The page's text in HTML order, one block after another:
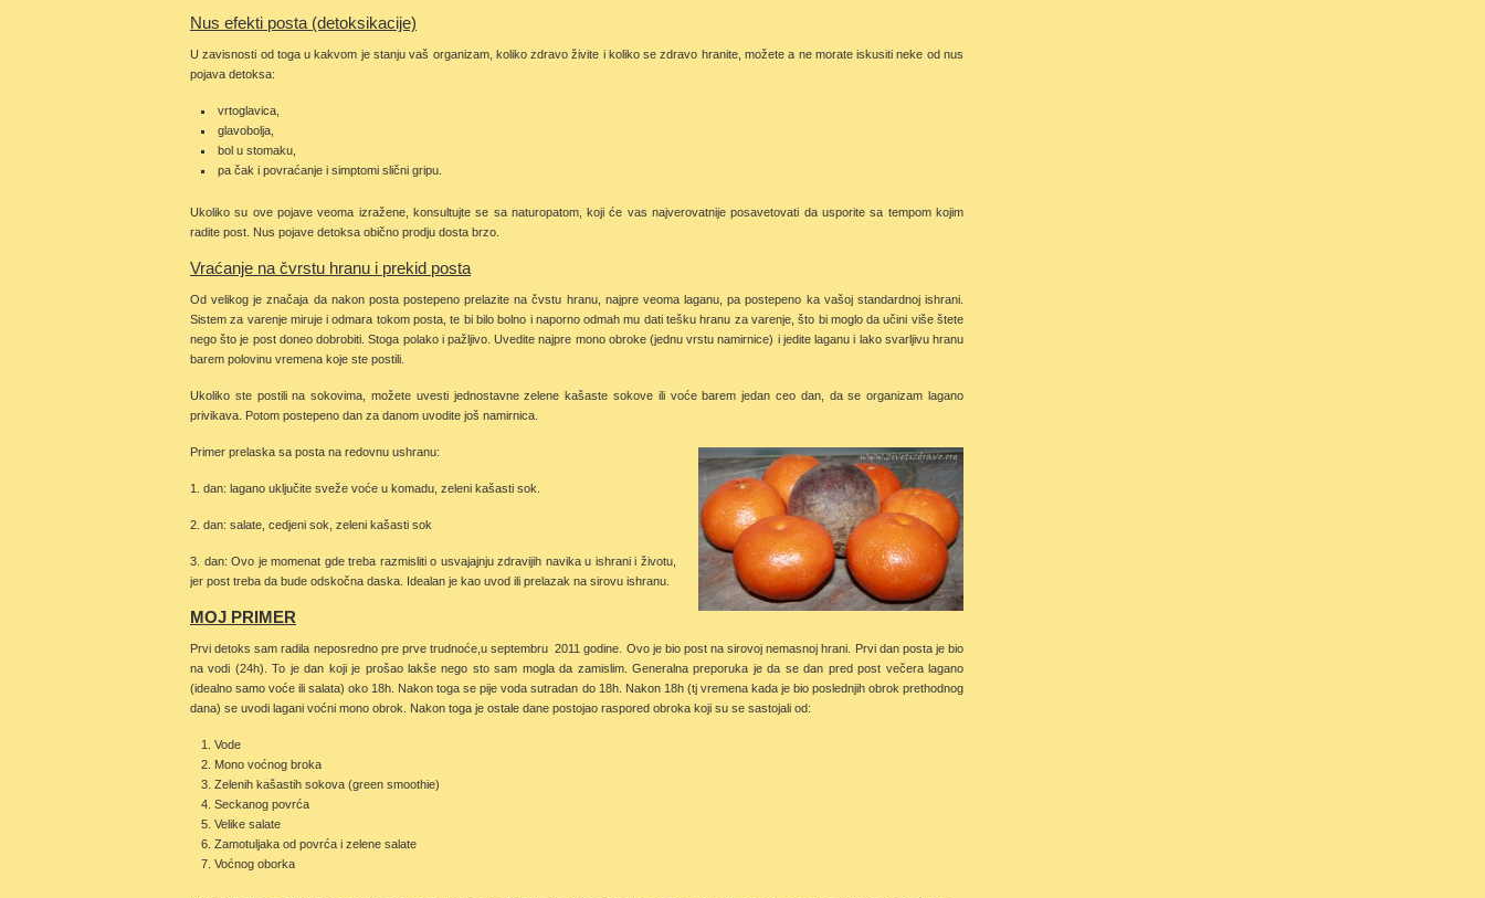
Nus efekti posta (detoksikacije)
U zavisnosti od toga u kakvom je stanju vaš organizam, koliko zdravo živite i koliko se zdravo hranite, možete a ne morate iskusiti neke od nus
pojava detoksa:
vrtoglavica,
glavobolja,
bol u stomaku,
pa čak i povraćanje i simptomi slični gripu.
Ukoliko su ove pojave veoma izražene, konsultujte se sa naturopatom, koji će vas najverovatnije posavetovati da usporite sa tempom kojim
radite post. Nus pojave detoksa obično prodju dosta brzo.
Vraćanje na čvrstu hranu i prekid posta
Od velikog je značaja da nakon posta postepeno prelazite na čvstu hranu, najpre veoma laganu, pa postepeno ka vašoj standardnoj ishrani.
Sistem za varenje miruje i odmara tokom posta, te bi bilo bolno i naporno odmah mu dati tešku hranu za varenje, što bi moglo da učini više štete
nego što je post doneo dobrobiti. Stoga polako i pažljivo. Uvedite najpre mono obroke (jednu vrstu namirnice) i jedite laganu i lako svarljivu hranu
barem polovinu vremena koje ste postili.
Ukoliko ste postili na sokovima, možete uvesti jednostavne zelene kašaste sokove ili voće barem jedan ceo dan, da se organizam lagano
privikava. Potom postepeno dan za danom uvodite još namirnica.
Primer prelaska sa posta na redovnu ushranu:
1. dan: lagano uključite sveže voće u komadu, zeleni kašasti sok.
2. dan: salate, cedjeni sok, zeleni kašasti sok
3. dan: Ovo je momenat gde treba razmisliti o usvajajnju zdravijih navika u ishrani i životu,
jer post treba da bude odskočna daska. Idealan je kao uvod ili prelazak na sirovu ishranu.
MOJ PRIMER
Prvi detoks sam radila neposredno pre prve trudnoće,u septembru 2011 godine. Ovo je bio post na sirovoj nemasnoj hrani. Prvi dan posta je bio
na vodi (24h). To je dan koji je prošao lakše nego sto sam mogla da zamislim. Generalna preporuka je da se dan pred post večera lagano
(idealno samo voće ili salata) oko 18h. Nakon toga se pije voda sutradan do 18h. Nakon 18h (tj vremena kada je bio poslednjih obrok prethodnog
dana) se uvodi lagani voćni mono obrok. Nakon toga je ostale dane postojao raspored obroka koji su se sastojali od:
Vode
Mono voćnog broka
Zelenih kašastih sokova (green smoothie)
Seckanog povrća
Velike salate
Zamotuljaka od povrća i zelene salate
Voćnog oborka